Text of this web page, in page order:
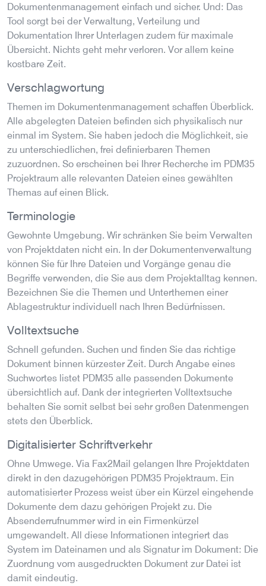
Dokumentenmanagement einfach und sicher. Und: Das
Tool sorgt bei der Verwaltung, Verteilung und
Dokumentation Ihrer Unterlagen zudem für maximale
Übersicht. Nichts geht mehr verloren. Vor allem keine
kostbare Zeit.
Verschlagwortung
Themen im Dokumentenmanagement schaffen Überblick.
Alle abgelegten Dateien befinden sich physikalisch nur
einmal im System. Sie haben jedoch die Möglichkeit, sie
zu unterschiedlichen, frei definierbaren Themen
zuzuordnen. So erscheinen bei Ihrer Recherche im PDM35
Projektraum alle relevanten Dateien eines gewählten
Themas auf einen Blick.
Terminologie
Gewohnte Umgebung. Wir schränken Sie beim Verwalten
von Projektdaten nicht ein. In der Dokumentenverwaltung
können Sie für Ihre Dateien und Vorgänge genau die
Begriffe verwenden, die Sie aus dem Projektalltag kennen.
Bezeichnen Sie die Themen und Unterthemen einer
Ablagestruktur individuell nach Ihren Bedürfnissen.
Volltextsuche
Schnell gefunden. Suchen und finden Sie das richtige
Dokument binnen kürzester Zeit. Durch Angabe eines
Suchwortes listet PDM35 alle passenden Dokumente
übersichtlich auf. Dank der integrierten Volltextsuche
behalten Sie somit selbst bei sehr großen Datenmengen
stets den Überblick.
Digitalisierter Schriftverkehr
Ohne Umwege. Via Fax2Mail gelangen Ihre Projektdaten
direkt in den dazugehörigen PDM35 Projektraum. Ein
automatisierter Prozess weist über ein Kürzel eingehende
Dokumente dem dazu gehörigen Projekt zu. Die
Absenderrufnummer wird in ein Firmenkürzel
umgewandelt. All diese Informationen integriert das
System im Dateinamen und als Signatur im Dokument: Die
Zuordnung vom ausgedruckten Dokument zur Datei ist
damit eindeutig.